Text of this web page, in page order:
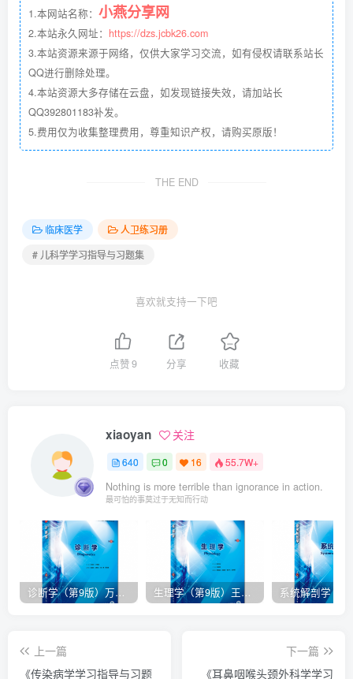
1.本网站名称： 小燕分享网
2.本站永久网址： https://dzs.jcbk26.com
3.本站资源来源于网络，仅供大家学习交流，如有侵权请联系站长
QQ进行删除处理。
4.本站资源大多存储在云盘，如发现链接失效，请加站长
QQ392801183补发。
5.费用仅为收集整理费用，尊重知识产权，请购买原版！
THE END
临床医学
人卫练习册
# 儿科学学习指导与习题集
喜欢就支持一下吧
点赞9 分享 收藏
xiaoyan 关注
640 0 16 55.7W+
Nothing is more terrible than ignorance in action.
最可怕的事莫过于无知而行动
诊断学（第9版）万学红主编_人卫版教材.PDF电子书下载 生理学（第9版）王庭槐主编_人卫版教材.PDF电子书下载
上一篇
《传染病学学习指导与习题
下一篇
《耳鼻咽喉头颈外科学学习